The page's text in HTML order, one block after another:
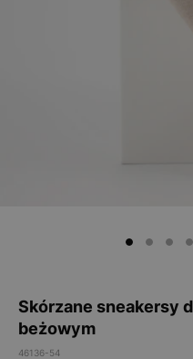
Skórzane sneakersy
beżowym
46136-54